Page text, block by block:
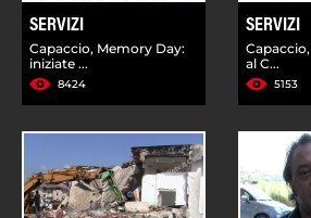
SERVIZI
Capaccio, Memory Day:
iniziate ...
8424
SERVIZI
al C...
5153